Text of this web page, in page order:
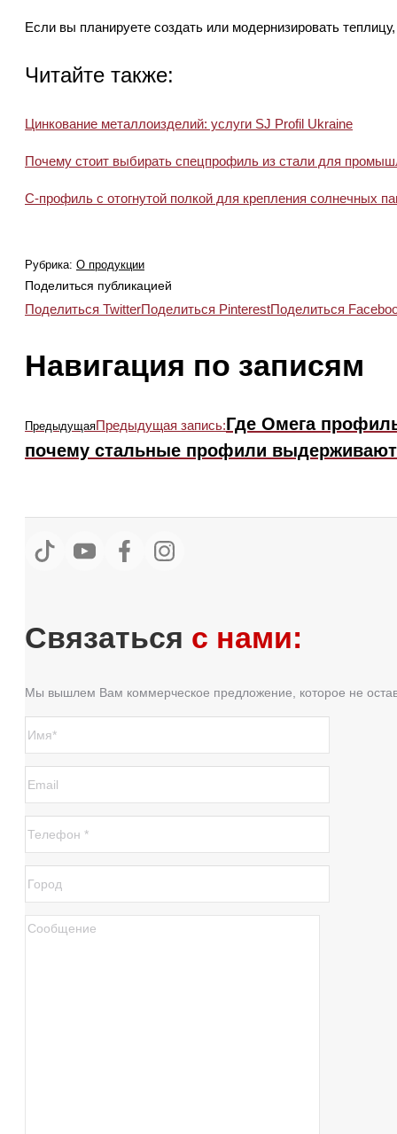
Если вы планируете создать или модернизировать
Читайте также:
Цинкование металлоизделий: услуги SJ Profil Ukraine
Почему стоит выбирать спецпрофиль из стали для
С-профиль с отогнутой полкой для крепления солнечных
Рубрика: О продукции
Поделиться публикацией
Поделиться TwitterПоделиться PinterestПоделиться
Навигация по записям
ПредыдущаяПредыдущая запись:Где Омега
почему стальные профили выдерживают
Связаться с нами:
Мы вышлем Вам коммерческое предложение, которое не